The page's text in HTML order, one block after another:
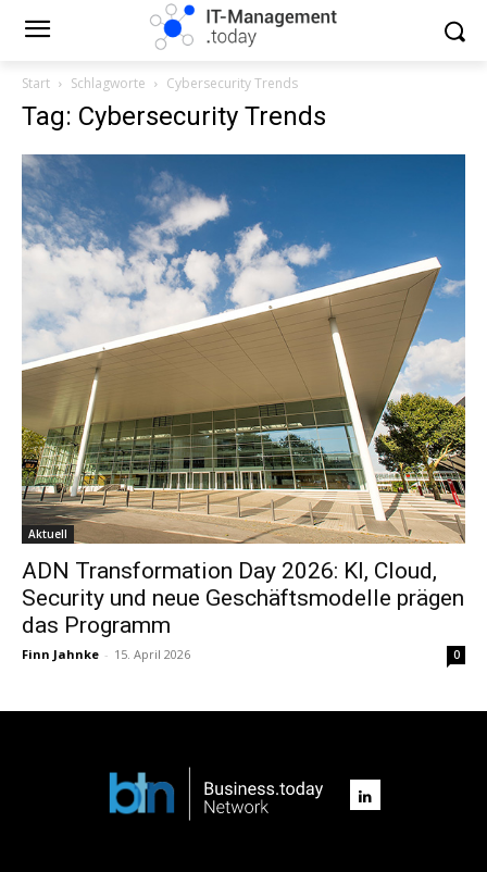
Start Schlagworte Cybersecurity Trends
Tag: Cybersecurity Trends
Aktuell
ADN Transformation Day 2026: KI, Cloud,
Security und neue Geschäftsmodelle prägen
das Programm
Finn Jahnke - 15. April 2026 0